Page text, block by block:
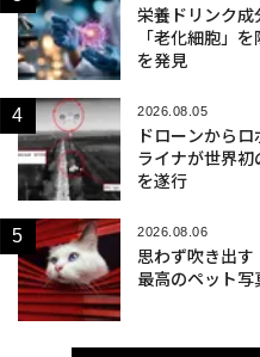
栄養ドリンク
「老化細胞」
を発見
2026.08.05
ドローンから
ライナが世界初
を遂行
2026.08.06
思わず吹き出
最高のペット